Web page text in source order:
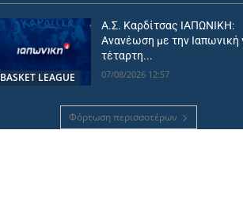
BASKET LEAGUE
Α.Σ. Καρδίτσας ΙΑΠΩΝΙΚΗ:
Ανανέωση με την Ιαπωνική
τέταρτη...
07/08/2026 12:57
Φόρτωση περισσοτέρων